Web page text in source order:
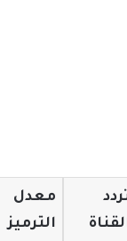
معدل
الترميز